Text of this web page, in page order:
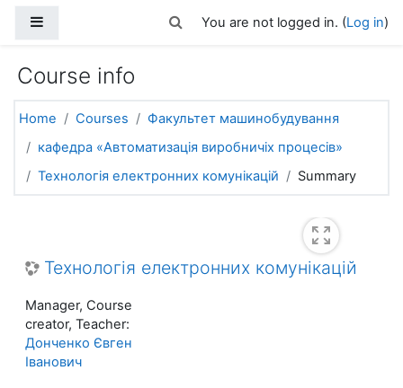
Toggle search input
You are not logged in. (Log in)
Course info
Home Courses
Факультет машинобудування
кафедра «Автоматизація виробничіх процесів»
Технологія електронних комунікацій
Summary
Технологія електронних комунікацій
Manager, Course
creator, Teacher:
Донченко Євген
Іванович